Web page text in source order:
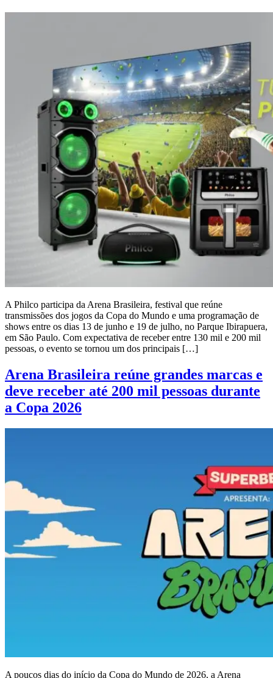
A Philco participa da Arena Brasileira, festival que reúne
transmissões dos jogos da Copa do Mundo e uma programação de
shows entre os dias 13 de junho e 19 de julho, no Parque Ibirapuera,
em São Paulo. Com expectativa de receber entre 130 mil e 200 mil
pessoas, o evento se tornou um dos principais […]
Arena Brasileira reúne grandes marcas e
deve receber até 200 mil pessoas durante
a Copa 2026
A poucos dias do início da Copa do Mundo de 2026, a Arena